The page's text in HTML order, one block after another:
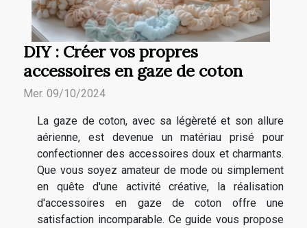
DIY : Créer vos propres
accessoires en gaze de coton
Mer. 09/10/2024
La gaze de coton, avec sa légèreté et son allure
aérienne, est devenue un matériau prisé pour
confectionner des accessoires doux et charmants.
Que vous soyez amateur de mode ou simplement
en quête d'une activité créative, la réalisation
d'accessoires en gaze de coton offre une
satisfaction incomparable. Ce guide vous propose